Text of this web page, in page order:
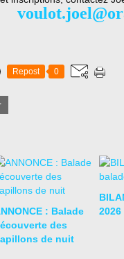
Repost 0
: Balade
des
de nuit
2026